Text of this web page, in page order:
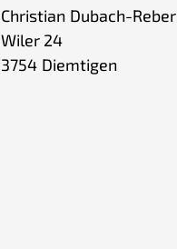
Christian Dubach-Reber
Wiler 24
3754 Diemtigen